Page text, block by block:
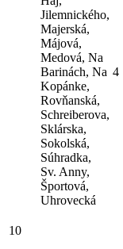
Jilemnického,
Majerská,
Májová,
Medová, Na
Barinách, Na
Kopánke,
Rovňanská,
Schreiberova,
Sklárska,
Sokolská,
Súhradka,
Sv. Anny,
Športová,
Uhrovecká
4
10